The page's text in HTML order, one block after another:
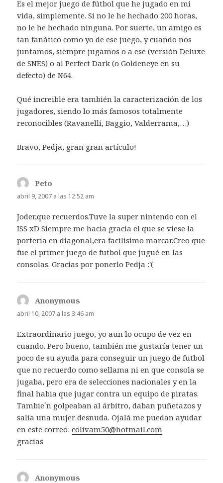
Es el mejor juego de fútbol que he jugado en mi
vida, simplemente. Si no le he hechado 200 horas,
no le he hechado ninguna. Por suerte, un amigo es
tan fanático como yo de ese juego, y cuando nos
juntamos, siempre jugamos o a ese (versión Deluxe
de SNES) o al Perfect Dark (o Goldeneye en su
defecto) de N64.
Qué increible era también la caracterización de los
jugadores, siendo lo más famosos totalmente
reconocibles (Ravanelli, Baggio, Valderrama,…)
Bravo, Pedja, gran gran artículo!
Peto
abril 9, 2007 a las 12:52 am
Joder,que recuerdos.Tuve la super nintendo con el
ISS xD Siempre me hacia gracia el que se viese la
porteria en diagonal,era facilisimo marcar.Creo que
fue el primer juego de futbol que jugué en las
consolas. Gracias por ponerlo Pedja :'(
Anonymous
abril 10, 2007 a las 3:46 am
Extraordinario juego, yo aun lo ocupo de vez en
cuando. Pero bueno, también me gustaría tener un
poco de su ayuda para conseguir un juego de futbol
que no recuerdo como sellama ni en que consola se
jugaba, pero era de selecciones nacionales y en la
final habia que jugar contra un equipo de piratas.
Tambie´n golpeaban al árbitro, daban puñetazos y
salía una mujer desnuda. Ojalá me puedan ayudar
en este correo:colivam50@hotmail.com
gracias
Anonymous